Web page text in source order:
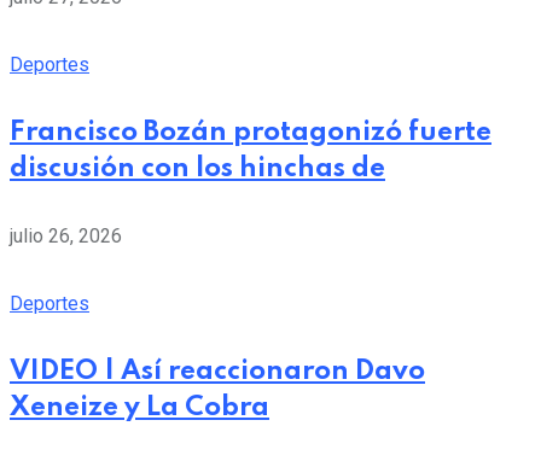
Deportes
Francisco Bozán protagonizó fuerte
discusión con los hinchas de
julio 26, 2026
Deportes
VIDEO | Así reaccionaron Davo
Xeneize y La Cobra